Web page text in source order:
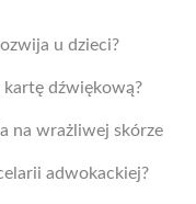
u dzieci?
dźwiękową?
na wrażliwej skórze
adwokackiej?